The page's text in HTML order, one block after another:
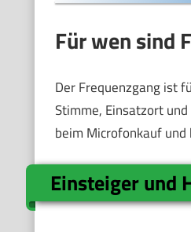
Für wen sind
Der Frequenzgang ist
Stimme, Einsatzort
beim Microfonkauf und
Einsteiger und